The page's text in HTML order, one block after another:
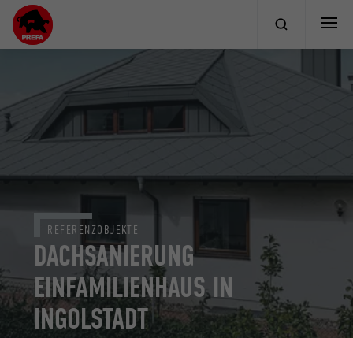
DACHSANIERUNG
EINFAMILIENHAUS IN
INGOLSTADT
REFERENZOBJEKTE